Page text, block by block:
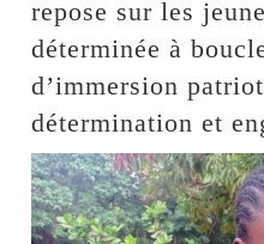
repose sur les
déterminée à
d’immersion
détermination et